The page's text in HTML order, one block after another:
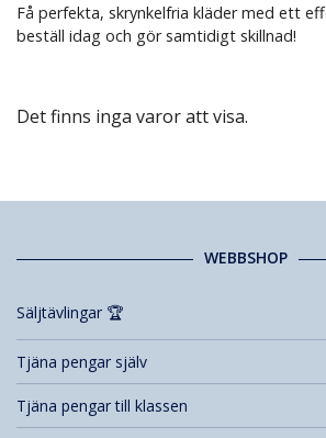
Få perfekta, skrynkelfria kläder med ett
beställ idag och gör samtidigt skillnad!
Det finns inga varor att visa.
WEBBSHOP
Säljtävlingar 🏆
Tjäna pengar själv
Tjäna pengar till klassen